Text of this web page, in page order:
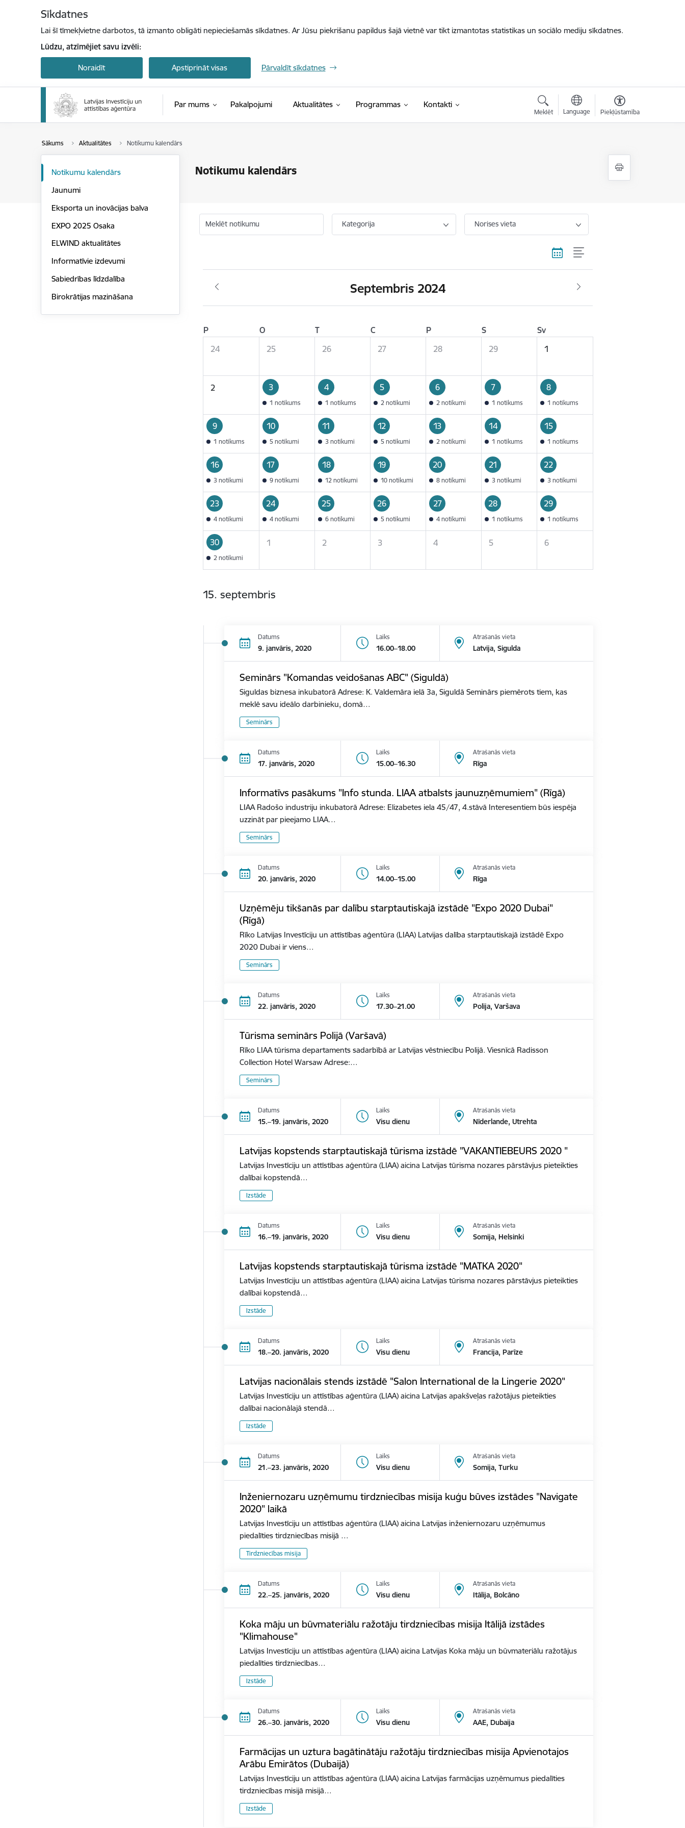
Sīkdatnes
Lai šī tīmekļvietne darbotos, tā izmanto obligāti nepieciešamās sīkdatnes. Ar Jūsu piekrišanu papildus šajā vietnē var tikt izmantotas statistikas un sociālo mediju sīkdatnes.
Lūdzu, atzīmējiet savu izvēli:
Noraidīt Apstiprināt visas Pārvaldīt sīkdatnes
Par mums Pakalpojumi Aktualitātes Programmas Kontakti
Meklēt Language Piekļūstamība
Sākums Aktualitātes Notikumu kalendārs
Notikumu kalendārs
Notikumu kalendārs
Jaunumi
Eksporta un inovācijas balva
EXPO 2025 Osaka
ELWIND aktualitātes
Informatīvie izdevumi
Sabiedrības līdzdalība
Birokrātijas mazināšana
Meklēt notikumu Kategorija Norises vieta
Septembris 2024
P O T C P S
Sv
24
25 26 27 28 29 1
2 3
1 notikums
4
1 notikums
5
2 notikumi
6
2 notikumi
7
1 notikums
8
1 notikums
9
1 notikums
10
5 notikumi
11
3 notikumi
12
5 notikumi
13
2 notikumi
14
1 notikums
15
1 notikums
16
3 notikumi
17
9 notikumi
18
12 notikumi
19
10 notikumi
20
8 notikumi
21
3 notikumi
22
3 notikumi
23
4 notikumi
24
4 notikumi
25
6 notikumi
26
5 notikumi
27
4 notikumi
28
1 notikums
29
1 notikums
30
2 notikumi
1 2 3 4 5 6
15. septembris
Datums
9. janvāris, 2020
Laiks
16.00–18.00
Atrašanās vieta
Latvija, Sigulda
Seminārs "Komandas veidošanas ABC" (Siguldā)
Siguldas biznesa inkubatorā Adrese: K. Valdemāra ielā 3a, Siguldā Seminārs piemērots tiem, kas
meklē savu ideālo darbinieku, domā…
Seminārs
Datums
17. janvāris, 2020
Laiks
15.00–16.30
Atrašanās vieta
Rīga
Informatīvs pasākums "Info stunda. LIAA atbalsts jaunuzņēmumiem" (Rīgā)
LIAA Radošo industriju inkubatorā Adrese: Elizabetes iela 45/47, 4.stāvā Interesentiem būs iespēja
uzzināt par pieejamo LIAA…
Seminārs
Datums
20. janvāris, 2020
Laiks
14.00–15.00
Atrašanās vieta
Rīga
Uzņēmēju tikšanās par dalību starptautiskajā izstādē "Expo 2020 Dubai"
(Rīgā)
Rīko Latvijas Investīciju un attīstības aģentūra (LIAA) Latvijas dalība starptautiskajā izstādē Expo
2020 Dubai ir viens…
Seminārs
Datums
22. janvāris, 2020
Laiks
17.30–21.00
Atrašanās vieta
Polija, Varšava
Tūrisma seminārs Polijā (Varšavā)
Rīko LIAA tūrisma departaments sadarbībā ar Latvijas vēstniecību Polijā. Viesnīcā Radisson
Collection Hotel Warsaw Adrese:…
Seminārs
Datums
15.–19. janvāris, 2020
Laiks
Visu dienu
Atrašanās vieta
Nīderlande, Utrehta
Latvijas kopstends starptautiskajā tūrisma izstādē "VAKANTIEBEURS 2020 "
Latvijas Investīciju un attīstības aģentūra (LIAA) aicina Latvijas tūrisma nozares pārstāvjus pieteikties
dalībai kopstendā…
Izstāde
Datums
16.–19. janvāris, 2020
Laiks
Visu dienu
Atrašanās vieta
Somija, Helsinki
Latvijas kopstends starptautiskajā tūrisma izstādē "MATKA 2020"
Latvijas Investīciju un attīstības aģentūra (LIAA) aicina Latvijas tūrisma nozares pārstāvjus pieteikties
dalībai kopstendā…
Izstāde
Datums
18.–20. janvāris, 2020
Laiks
Visu dienu
Atrašanās vieta
Francija, Parīze
Latvijas nacionālais stends izstādē "Salon International de la Lingerie 2020"
Latvijas Investīciju un attīstības aģentūra (LIAA) aicina Latvijas apakšveļas ražotājus pieteikties
dalībai nacionālajā stendā…
Izstāde
Datums
21.–23. janvāris, 2020
Laiks
Visu dienu
Atrašanās vieta
Somija, Turku
Inženiernozaru uzņēmumu tirdzniecības misija kuģu būves izstādes "Navigate
2020" laikā
Latvijas Investīciju un attīstības aģentūra (LIAA) aicina Latvijas inženiernozaru uzņēmumus
piedalīties tirdzniecības misijā …
Tirdzniecības misija
Datums
22.–25. janvāris, 2020
Laiks
Visu dienu
Atrašanās vieta
Itālija, Bolcāno
Koka māju un būvmateriālu ražotāju tirdzniecības misija Itālijā izstādes
"Klimahouse"
Latvijas Investīciju un attīstības aģentūra (LIAA) aicina Latvijas Koka māju un būvmateriālu ražotājus
piedalīties tirdzniecības…
Izstāde
Datums
26.–30. janvāris, 2020
Laiks
Visu dienu
Atrašanās vieta
AAE, Dubaija
Farmācijas un uztura bagātinātāju ražotāju tirdzniecības misija Apvienotajos
Arābu Emirātos (Dubaijā)
Latvijas Investīciju un attīstības aģentūra (LIAA) aicina Latvijas farmācijas uzņēmumus piedalīties
tirdzniecības misijā misijā…
Izstāde